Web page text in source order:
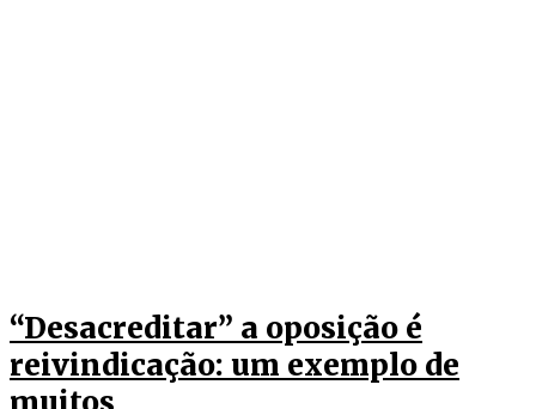
“Desacreditar” a oposição é
reivindicação: um exemplo de